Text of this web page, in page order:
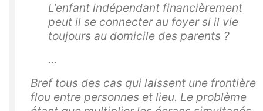
L'enfant indépendant financièrement
peut il se connecter au foyer si il vie
toujours au domicile des parents ?
...
Bref tous des cas qui laissent une frontière
flou entre personnes et lieu. Le problème